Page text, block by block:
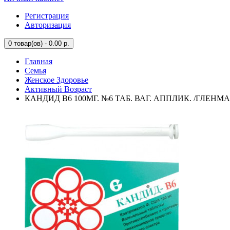
Регистрация
Авторизация
0 товар(ов) - 0.00 р.
Главная
Семья
Женское Здоровье
Активный Возраст
КАНДИД В6 100МГ. №6 ТАБ. ВАГ. АППЛИК. /